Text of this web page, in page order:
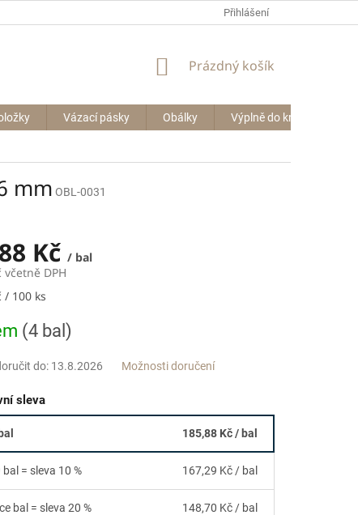
BIG BAGŮ Přihlášení
NÁKUPNÍ
Prázdný košík
Vázací pásky Obálky Výplně do krabic
mm OBL-0031
Kč / bal
včetně DPH
/ 100 ks
(4 bal)
do: 13.8.2026 Možnosti doručení
sleva
185,88 Kč/ bal
bal = sleva 10 % 167,29 Kč / bal
bal = sleva 20 % 148,70 Kč / bal